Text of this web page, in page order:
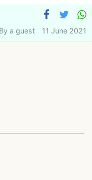
By a guest 11 June 2021